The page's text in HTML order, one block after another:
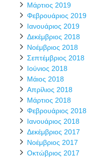
Μάρτιος 2019
Φεβρουάριος 2019
Ιανουάριος 2019
Δεκέμβριος 2018
Νοέμβριος 2018
Σεπτέμβριος 2018
Ιούνιος 2018
Μάιος 2018
Απρίλιος 2018
Μάρτιος 2018
Φεβρουάριος 2018
Ιανουάριος 2018
Δεκέμβριος 2017
Νοέμβριος 2017
Οκτώβριος 2017